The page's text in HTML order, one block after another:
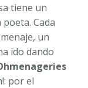
tiene un
Cada
un
ido dando
: por el